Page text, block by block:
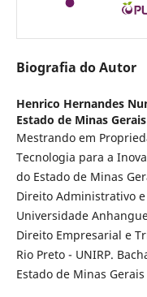
Biografia do Autor
Henrico Hernandes
Estado de Minas Gerais
Mestrando em
Tecnologia para a
do Estado de Minas
Direito Administrativo
Universidade
Direito Empresarial e
Rio Preto - UNIRP.
Estado de Minas